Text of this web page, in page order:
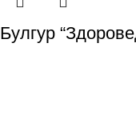
Булгур